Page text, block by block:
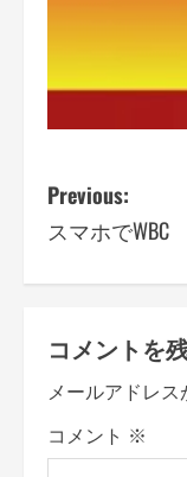
P
o
s
t
n
a
Previous:
スマホでWBC
コメントを
メールアドレス
コメント ※